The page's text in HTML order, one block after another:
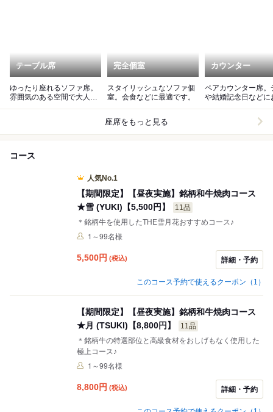
テーブル席
ゆったり座れるソファ席。
雰囲気のある空間で大人な
完全個室
スタイリッシュなソファ個
室。会食などに最適です。
カウンター
ペアカウンター席。
や結婚記念日などに
座席をもっと見る
コース
人気No.1
【期間限定】【昼夜実施】銘柄和牛焼肉コース
★雪 (YUKI)【5,500円】
11品
＊銘柄牛を使用したTHE雪月花おすすめコース♪
1～99名様
5,500円 (税込) 詳細・予約
このコース予約で使えるクーポン（1）
【期間限定】【昼夜実施】銘柄和牛焼肉コース
★月 (TSUKI)【8,800円】
11品
＊銘柄牛の特選部位と高級食材をおしげもなく使用した
極上コース♪
1～99名様
8,800円 (税込) 詳細・予約